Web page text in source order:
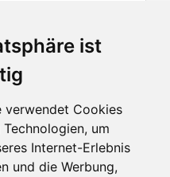
ist
verwendet Cookies
um
Internet-Erlebnis
und die Werbung,